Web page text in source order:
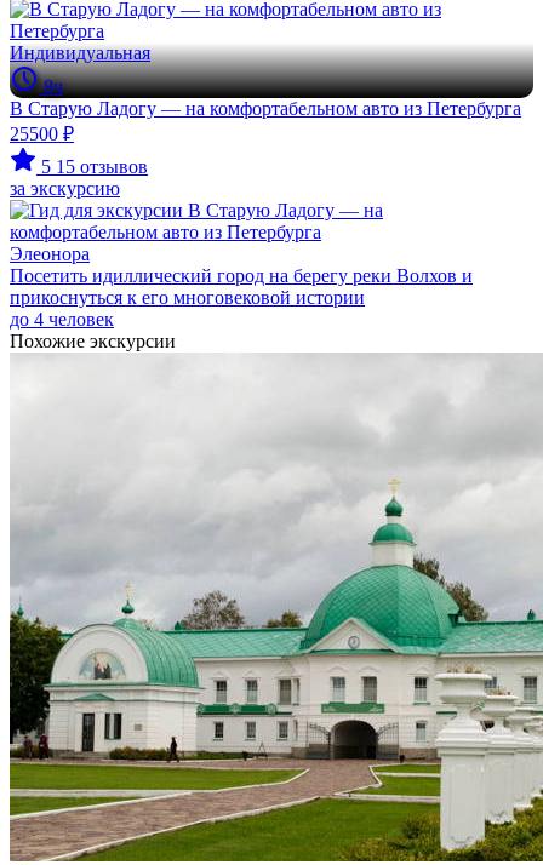
Индивидуальная
8ч
В Старую Ладогу — на комфортабельном авто из Петербурга
25500 ₽
5 15 отзывов
за экскурсию
Элеонора
Посетить идиллический город на берегу реки Волхов и
прикоснуться к его многовековой истории
до 4 человек
Похожие экскурсии